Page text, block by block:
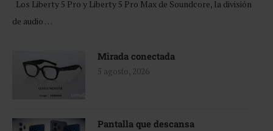
Los Liberty 5 Pro y Liberty 5 Pro Max de Soundcore, la división
de audio …
Mirada conectada
5 agosto, 2026
Pantalla que descansa